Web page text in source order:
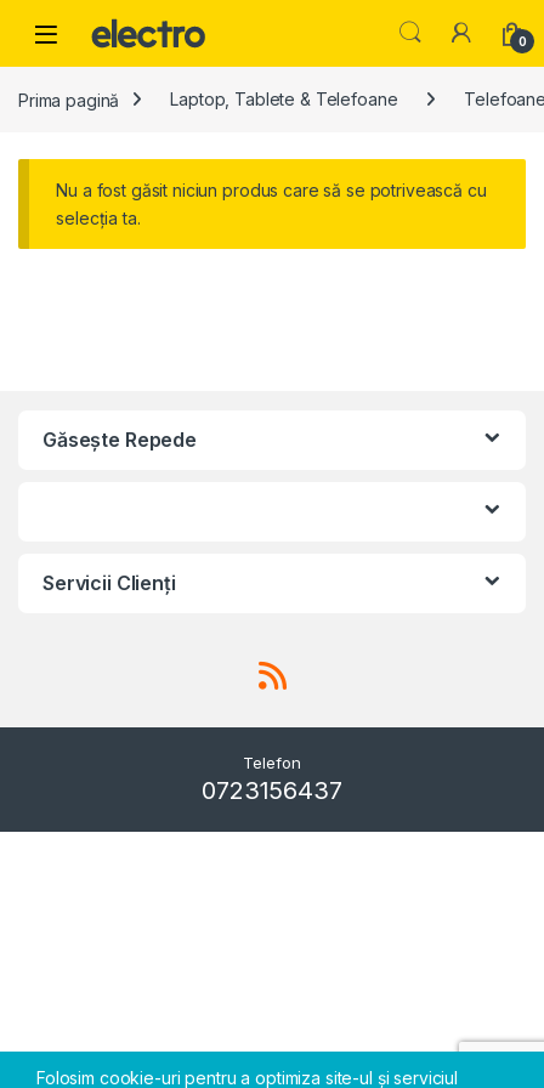
0
Prima pagină Laptop, Tablete & Telefoane
Nu a fost găsit niciun produs care să se potrivească cu
selecția ta.
Găseşte Repede
Servicii Clienţi
Telefon
0723156437
Folosim cookie-uri pentru a optimiza site-ul și serviciul